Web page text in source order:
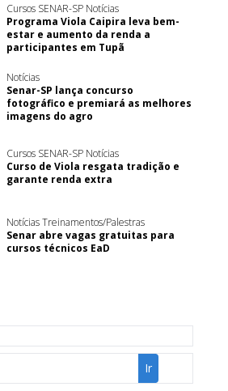
Cursos SENAR-SP Notícias
Programa Viola Caipira leva bem-
estar e aumento da renda a
participantes em Tupã
Notícias
Senar-SP lança concurso
fotográfico e premiará as melhores
imagens do agro
Cursos SENAR-SP Notícias
Curso de Viola resgata tradição e
garante renda extra
Notícias Treinamentos/Palestras
Senar abre vagas gratuitas para
cursos técnicos EaD